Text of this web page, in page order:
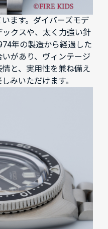
ます。ダイバーズモデ
クスや、太く力強い針
年の製造から経過した
があり、ヴィンテージ
と、実用性を兼ね備え
みいただけます。